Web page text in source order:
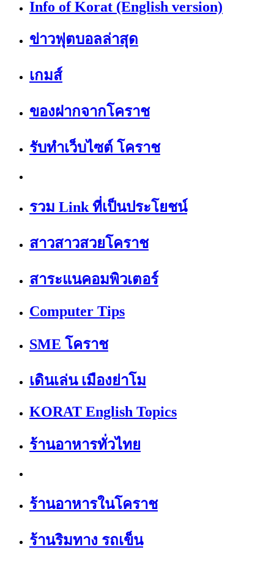
Info of Korat (English version)
ข่าวฟุตบอลล่าสุด
เกมส์
ของฝากจากโคราช
รับทำเว็บไซต์ โคราช
รวม Link ที่เป็นประโยชน์
สาวสาวสวยโคราช
สาระแนคอมพิวเตอร์
Computer Tips
SME โคราช
เดินเล่น เมืองย่าโม
KORAT English Topics
ร้านอาหารทั่วไทย
ร้านอาหารในโคราช
ร้านริมทาง รถเข็น